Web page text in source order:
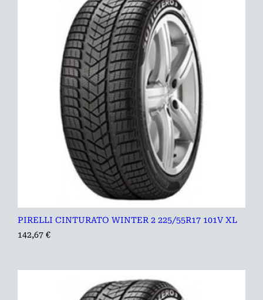
PIRELLI CINTURATO WINTER 2 225/55R17 101V XL
142,67 €